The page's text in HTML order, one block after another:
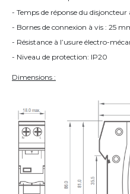
- Temps de réponse du
- Bornes de connexion à vis : 25
- Résistance à l’usure électro-
- Niveau de protection: IP20
Dimensions :